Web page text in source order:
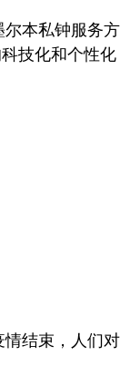
尔本私钟服务方
技化和个性化
结束，人们对